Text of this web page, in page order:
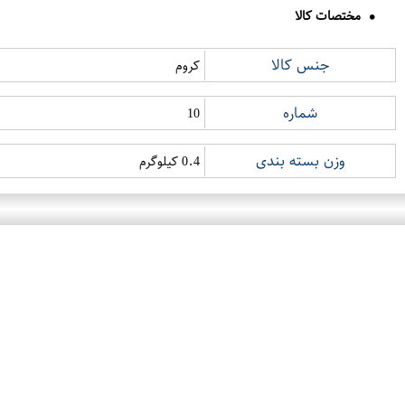
مختصات کالا
جنس کالا کروم
شماره 10
وزن بسته بندی 0.4 کیلوگرم